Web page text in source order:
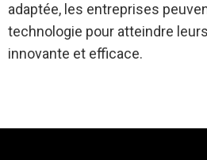
adaptée, les entreprises
technologie pour atteindre
innovante et efficace.